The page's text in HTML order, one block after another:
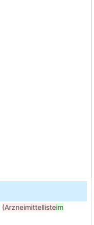
(Arzneimittellisteim